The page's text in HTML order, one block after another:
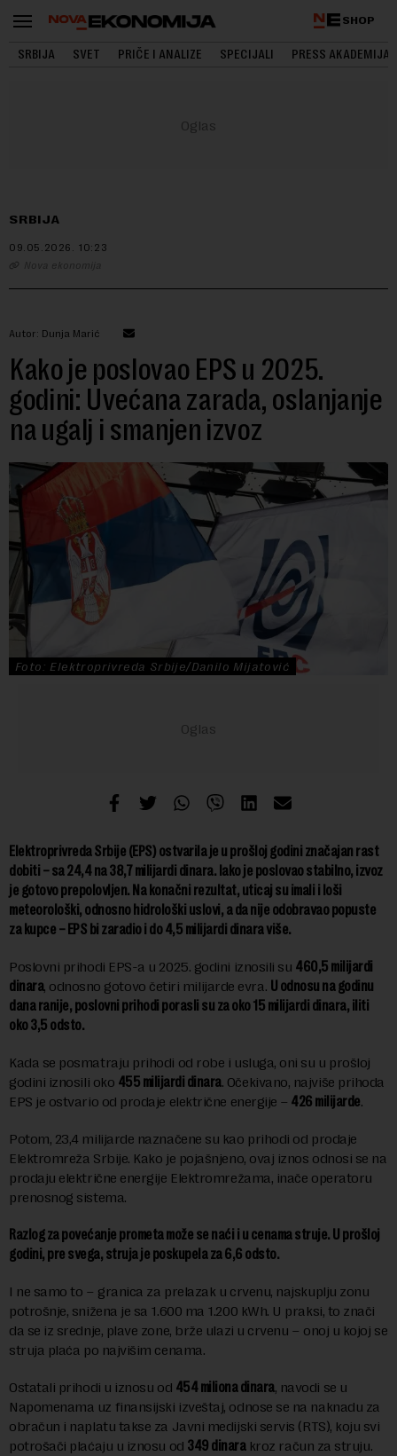
SHOP
SRBIJA SVET PRIČE I ANALIZE SPECIJALI PRESS AKADEMIJA
SRBIJA
09.05.2026. 10:23
Nova ekonomija
Autor: Dunja Marić
Kako je poslovao EPS u 2025.
godini: Uvećana zarada, oslanjanje
na ugalj i smanjen izvoz
Foto: Elektroprivreda Srbije/Danilo Mijatović
Elektroprivreda Srbije (EPS) ostvarila je u prošloj godini značajan rast
dobiti – sa 24,4 na 38,7 milijardi dinara. Iako je poslovao stabilno, izvoz
je gotovo prepolovljen. Na konačni rezultat, uticaj su imali i loši
meteorološki, odnosno hidrološki uslovi, a da nije odobravao popuste
za kupce – EPS bi zaradio i do 4,5 milijardi dinara više.
Poslovni prihodi EPS-a u 2025. godini iznosili su 460,5 milijardi
dinara, odnosno gotovo četiri milijarde evra. U odnosu na godinu
dana ranije, poslovni prihodi porasli su za oko 15 milijardi dinara, iliti
oko 3,5 odsto.
Kada se posmatraju prihodi od robe i usluga, oni su u prošloj
godini iznosili oko 455 milijardi dinara. Očekivano, najviše prihoda
EPS je ostvario od prodaje električne energije – 426 milijarde.
Potom, 23,4 milijarde naznačene su kao prihodi od prodaje
Elektromreža Srbije. Kako je pojašnjeno, ovaj iznos odnosi se na
prodaju električne energije Elektromrežama, inače operatoru
prenosnog sistema.
Razlog za povećanje prometa može se naći i u cenama struje. U prošloj
godini, pre svega, struja je poskupela za 6,6 odsto.
I ne samo to – granica za prelazak u crvenu, najskuplju zonu
potrošnje, snižena je sa 1.600 ma 1.200 kWh. U praksi, to znači
da se iz srednje, plave zone, brže ulazi u crvenu – onoj u kojoj se
struja plaća po najvišim cenama.
Ostatali prihodi u iznosu od 454 miliona dinara, navodi se u
Napomenama uz finansijski izveštaj, odnose se na naknadu za
obračun i naplatu takse za Javni medijski servis (RTS), koju svi
potrošači plaćaju u iznosu od 349 dinarakroz račun za struju.